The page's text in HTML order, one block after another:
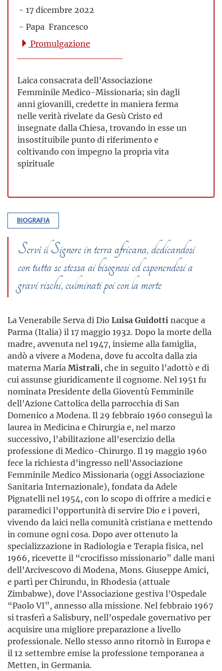
- 17 dicembre 2022
- Papa Francesco
Promulgazione
Laica consacrata dell’Associazione
Femminile Medico-Missionaria; sin dagli
anni giovanili, credette in maniera ferma
nelle verità rivelate da Gesù Cristo ed
insegnate dalla Chiesa, trovando in esse un
insostituibile punto di riferimento e
coltivando con impegno la propria vita
spirituale
BIOGRAFIA
Servì il Signore in terra africana, dedicandosi
con tutta se stessa ai bisognosi ed esponendosi a
gravi rischi, culminati poi con la morte
La Venerabile Serva di Dio Luisa Guidotti nacque a
Parma (Italia) il 17 maggio 1932. Dopo la morte della
madre, avvenuta nel 1947, insieme alla famiglia,
andò a vivere a Modena, dove fu accolta dalla zia
materna Maria Mistrali, che in seguito l’adottò e di
cui assunse giuridicamente il cognome. Nel 1951 fu
nominata Presidente della Gioventù Femminile
dell’Azione Cattolica della parrocchia di San
Domenico a Modena. Il 29 febbraio 1960 conseguì la
laurea in Medicina e Chirurgia e, nel marzo
successivo, l’abilitazione all’esercizio della
professione di Medico-Chirurgo. Il 19 maggio 1960
fece la richiesta d’ingresso nell’Associazione
Femminile Medico Missionaria (oggi Associazione
Sanitaria Internazionale), fondata da Adele
Pignatelli nel 1954, con lo scopo di offrire a medici e
paramedici l’opportunità di servire Dio e i poveri,
vivendo da laici nella comunità cristiana e mettendo
in comune ogni cosa. Dopo aver ottenuto la
specializzazione in Radiologia e Terapia fisica, nel
1966, ricevette il “crocifisso missionario” dalle mani
dell’Arcivescovo di Modena, Mons. Giuseppe Amici,
e partì per Chirundu, in Rhodesia (attuale
Zimbabwe), dove l’Associazione gestiva l’Ospedale
“Paolo VI”, annesso alla missione. Nel febbraio 1967
si trasferì a Salisbury, nell’ospedale governativo per
acquisire una migliore preparazione a livello
professionale. Nello stesso anno ritornò in Europa e
il 12 settembre emise la professione temporanea a
Metten, in Germania.